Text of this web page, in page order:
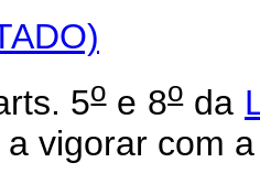
5oe 8oda
a vigorar com